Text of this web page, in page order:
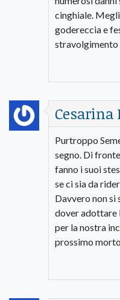
cinghiale.
godereccia e
stravolgimento
Purtroppo
segno. Di
fanno i suoi
se ci sia da
Davvero non si
dover adottare
per la nostra
prossimo